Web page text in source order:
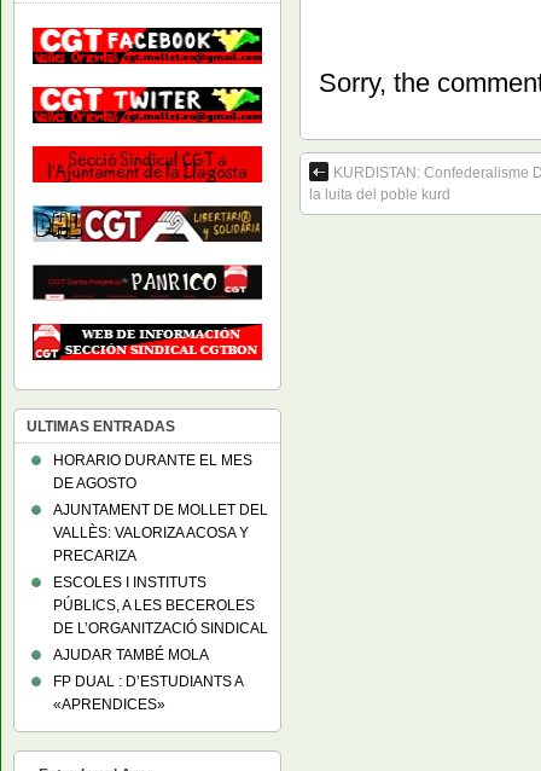
Sorry, the
KURDISTAN: Confederalisme
la luita del poble kurd
ULTIMAS ENTRADAS
HORARIO DURANTE EL MES
DE AGOSTO
AJUNTAMENT DE MOLLET DEL
VALLÈS: VALORIZA ACOSA Y
PRECARIZA
ESCOLES I INSTITUTS
PÚBLICS, A LES BECEROLES
DE L’ORGANITZACIÓ SINDICAL
AJUDAR TAMBÉ MOLA
FP DUAL : D’ESTUDIANTS A
«APRENDICES»